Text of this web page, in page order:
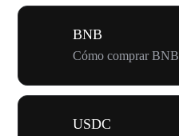
BNB
Cómo comprar BNB
USDC